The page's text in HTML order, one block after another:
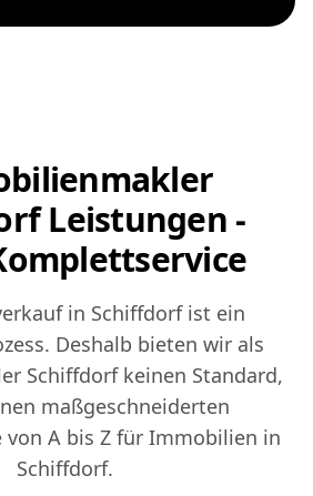
Leistungen -
in Schiffdorf ist ein
Deshalb bieten wir als
Schiffdorf keinen Standard,
maßgeschneiderten
von A bis Z für Immobilien in
Schiffdorf.